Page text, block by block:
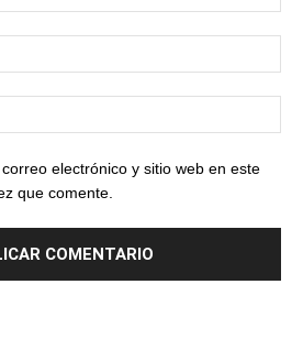
electrónico y sitio web en este
que comente.